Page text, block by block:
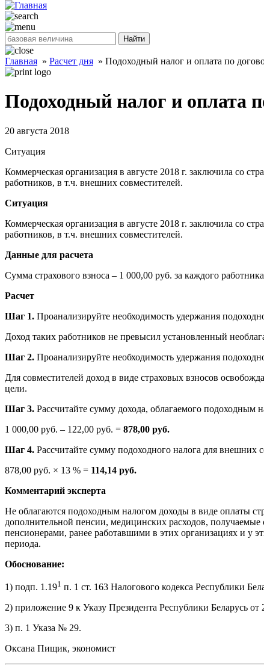
Найти
Главная » Расчет дня » Подоходный налог и оплата по
Подоходный налог и оплата
20 августа 2018
Ситуация
Коммерческая организация в августе 2018 г. заключила со
работников, в т.ч. внешних совместителей.
Ситуация
Коммерческая организация в августе 2018 г. заключила со
работников, в т.ч. внешних совместителей.
Данные для расчета
Сумма страхового взноса – 1 000,00 руб. за каждого
Расчет
Шаг 1. Проанализируйте необходимость удержания
Доход таких работников не превысил установленный
Шаг 2. Проанализируйте необходимость удержания
Для совместителей доход в виде страховых взносов
цели.
Шаг 3. Рассчитайте сумму дохода, облагаемого подоходным
1 000,00 руб. – 122,00 руб. = 878,00 руб.
Шаг 4. Рассчитайте сумму подоходного налога для внешних
878,00 руб. × 13 % = 114,14 руб.
Комментарий эксперта
Не облагаются подоходным налогом доходы в виде оплаты
дополнительной пенсии, медицинских расходов,
пенсионерами, ранее работавшими в этих организациях и у
периода.
Обоснование:
1) подп. 1.191 п. 1 ст. 163 Налогового кодекса Республики
2) приложение 9 к Указу Президента Республики Беларусь
3) п. 1 Указа № 29.
Оксана Пищик, экономист